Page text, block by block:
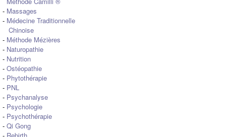
- Massages
- Médecine Traditionnelle
Chinoise
- Méthode Mézières
- Naturopathie
- Nutrition
- Ostéopathie
- Phytothérapie
- PNL
- Psychanalyse
- Psychologie
- Psychothérapie
- Qi Gong